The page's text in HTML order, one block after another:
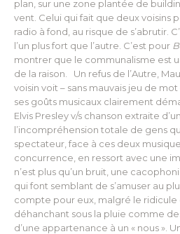
plan, sur une zone plantée de
vent. Celui qui fait que deux voisins
radio à fond, au risque de s’abrutir.
l’un plus fort que l’autre. C’est pour
montrer que le communalisme est
de la raison. Un refus de l’Autre,
voisin voit – sans mauvais jeu de
ses goûts musicaux clairement
Elvis Presley v/s chanson extraite
l’incompréhension totale de gens
spectateur, face à ces deux
concurrence, en ressort avec une
n’est plus qu’un bruit, une
qui font semblant de s’amuser au
compte pour eux, malgré le ridicule
déhanchant sous la pluie comme
d’une appartenance à un « nous ».